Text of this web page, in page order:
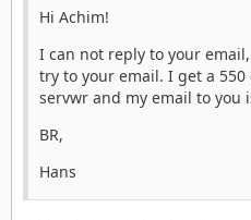
Hi Achim!
I can not reply to your
try to your email. I get a
servwr and my email to you
BR,
Hans